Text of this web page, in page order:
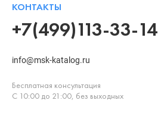
КОНТАКТЫ
+7(499)113-33-14
info@msk-katalog.ru
Бесплатная консультация
С 10:00 до 21:00, без выходных